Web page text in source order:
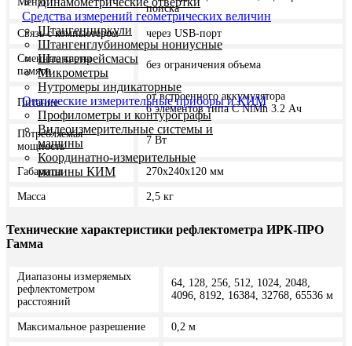
Средства измерений геометрических величин
Штангенциркули
Штангенглубиномеры нониусные
Штангенрейсмасы
Микрометры
Нутромеры индикаторные
Оптические измерительные приборы и КИМ
Профилометры и контурографы
Видеоизмерительные системы и
машины
Координатно-измерительные
машины КИМ
поиска
Связь с компьютером через USB-порт
Сменные карты
памяти
без ограничения объема
Питание
от встроенного аккумулятора
6 элементов типа С NiMh 3.2 Ач
Потребляемая
мощность
7 Вт
Габариты 270х240х120 мм
Масса 2,5 кг
Технические характеристики рефлектометра ИРК-ПРО
Гамма
Диапазоны измеряемых
рефлектометром
расстояний
64, 128, 256, 512, 1024, 2048,
4096, 8192, 16384, 32768, 65536 м
Максимальное разрешение 0,2 м